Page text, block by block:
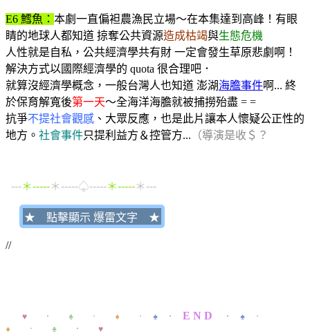
E6 鱈魚： 本劇一直偏袒農漁民立場～在本集達到高峰！有眼
睛的地球人都知道 掠奪公共資源造成枯竭與生態危機
人性就是自私，公共經濟學共有財 一定會發生草原悲劇啊！
解決方式以國際經濟學的 quota 很合理吧．
就算沒經濟學概念，一般台灣人也知道 澎湖海膽事件啊... 終
於保育解寬後第一天～全海洋海膽就被捕撈殆盡 = =
抗爭不提社會觀感 、大眾反應，也是此片讓本人懷疑公正性的
地方。 社會事件只提利益方＆控管方... （導演是收＄？
---＊-----＊-----♤-----＊-----＊---
★ 點擊顯示 爆雷文字 ★
//
♥ ． ♣ ． ♦ ． ♠ ． E N D ． ♠
．
♦
． ♣ ． ♥